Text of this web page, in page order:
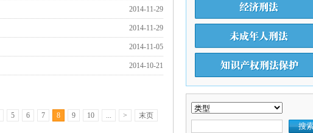
2014-11-29
2014-11-29
2014-11-05
2014-10-21
5 6 7 8 9 10 ... > 末页